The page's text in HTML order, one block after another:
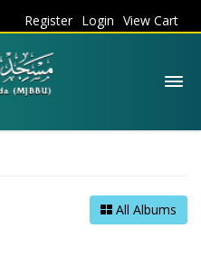
View Cart
Login
Register
All Albums